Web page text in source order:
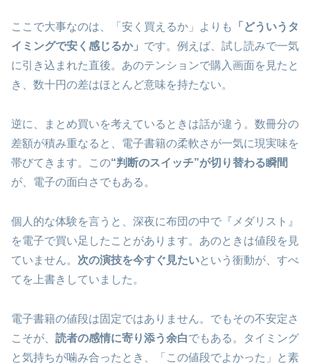
ここで大事なのは、「安く買えるか」よりも
「どういうタ
イミングで安く感じるか」 です。例えば、試し読みで一気
に引き込まれた直後。あのテンションで購入画面を見たと
き、数十円の差はほとんど意味を持たない。
逆に、まとめ買いを考えているときは話が違う。数冊分の
差額が積み重なると、電子書籍の柔軟さが一気に現実味を
帯びてきます。この“判断のスイッチ”が切り替わる瞬間
が、電子の面白さでもある。
個人的な体験を言うと、深夜に布団の中で『メダリスト』
を電子で買い足したことがあります。あのときは値段を見
ていません。 次の演技を今すぐ見たいという衝動が、すべ
てを上書きしていました。
電子書籍の値段は固定ではありません。でもその不安定さ
こそが、 読者の感情に寄り添う余白でもある。タイミング
と気持ちが噛み合ったとき、「この値段でよかった」と素